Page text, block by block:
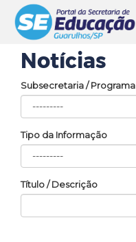
Notícias
Subsecretaria / Programa
Tipo da Informação
Título / Descrição